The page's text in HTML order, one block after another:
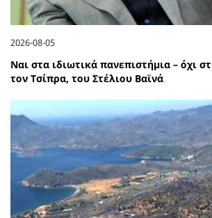
2026-08-05
Ναι στα ιδιωτικά πανεπιστήμια – όχι
τον Τσίπρα, του Στέλιου Βαϊνά